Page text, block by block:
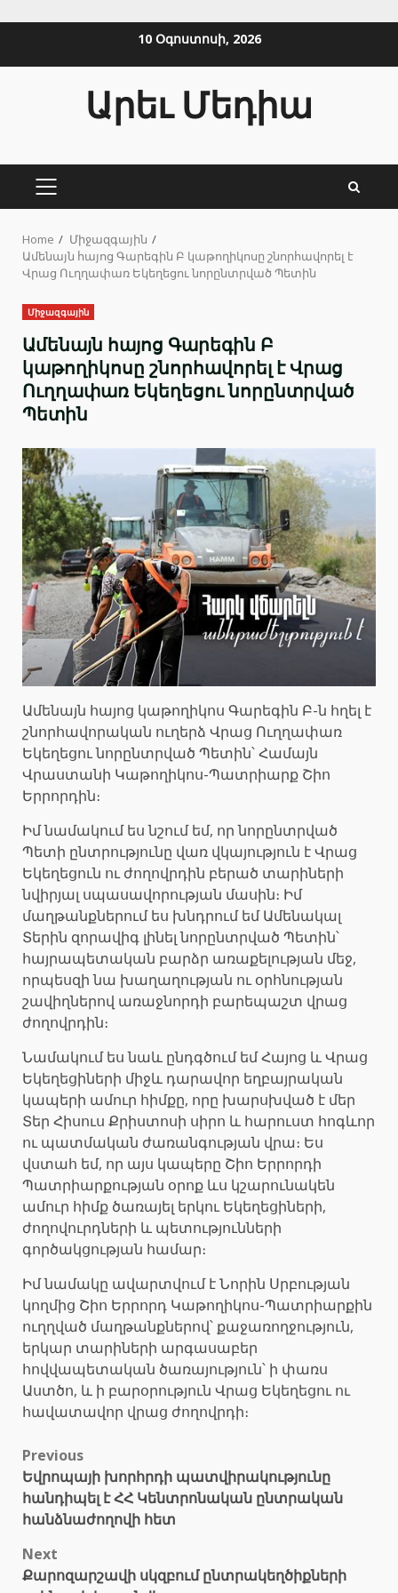
10 Օգոստոսի, 2026
Արեւ Մեդիա
PRIMARY
Home
Միջազգային
Ամենայն հայոց Գարեգին Բ կաթողիկոսը շնորհավորել է
Վրաց Ուղղափառ Եկեղեցու նորընտրված Պետին
Միջազգային
Ամենայն հայոց Գարեգին Բ
կաթողիկոսը շնորհավորել է Վրաց
Ուղղափառ Եկեղեցու նորընտրված
Պետին
Ամենայն հայոց կաթողիկոս Գարեգին Բ-ն հղել է
շնորհավորական ուղերձ Վրաց Ուղղափառ
Եկեղեցու նորընտրված Պետին՝ Համայն
Վրաստանի Կաթողիկոս-Պատրիարք Շիո
Երրորդին։
Իմ նամակում ես նշում եմ, որ նորընտրված
Պետի ընտրությունը վառ վկայություն է Վրաց
Եկեղեցուն ու ժողովրդին բերած տարիների
նվիրյալ սպասավորության մասին։ Իմ
մաղթանքներում ես խնդրում եմ Ամենակալ
Տերին զորավիգ լինել նորընտրված Պետին՝
հայրապետական բարձր առաքելության մեջ,
որպեսզի նա խաղաղության ու օրհնության
շավիղներով առաջնորդի բարեպաշտ վրաց
ժողովրդին։
Նամակում ես նաև ընդգծում եմ Հայոց և Վրաց
Եկեղեցիների միջև դարավոր եղբայրական
կապերի ամուր հիմքը, որը խարսխված է մեր
Տեր Հիսուս Քրիստոսի սիրո և հարուստ հոգևոր
ու պատմական ժառանգության վրա։ Ես
վստահ եմ, որ այս կապերը Շիո Երրորդի
Պատրիարքության օրոք ևս կշարունակեն
ամուր հիմք ծառայել երկու Եկեղեցիների,
ժողովուրդների և պետությունների
գործակցության համար։
Իմ նամակը ավարտվում է Նորին Սրբության
կողմից Շիո Երրորդ Կաթողիկոս-Պատրիարքին
ուղղված մաղթանքներով՝ քաջառողջություն,
երկար տարիների արգասաբեր
հովվապետական ծառայություն՝ ի փառս
Աստծո, և ի բարօրություն Վրաց Եկեղեցու ու
հավատավոր վրաց ժողովրդի։
Post
navigation
Previous
Եվրոպայի խորհրդի պատվիրակությունը
հանդիպել է ՀՀ Կենտրոնական ընտրական
հանձնաժողովի հետ
Next
Քարոզարշավի սկզբում ընտրակեղծիքների